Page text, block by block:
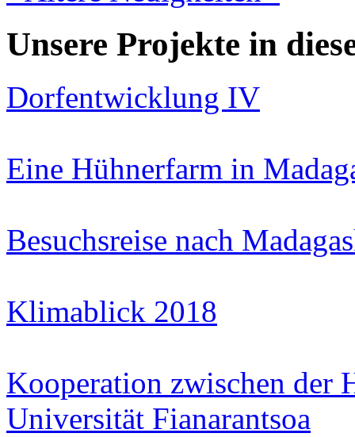
Unsere Projekte in
Dorfentwicklung IV
Eine Hühnerfarm in
Besuchsreise nach
Klimablick 2018
Kooperation zwischen der
Universität Fianarantsoa